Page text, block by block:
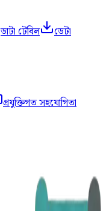
ডাটা টেবিল
ডেটা
প্রযুক্তিগত সহযোগিতা